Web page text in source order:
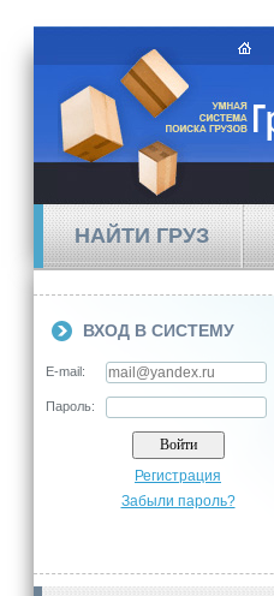
НАЙТИ ГРУЗ
ВХОД В СИСТЕМУ
E-mail:
Пароль:
Регистрация
Забыли пароль?